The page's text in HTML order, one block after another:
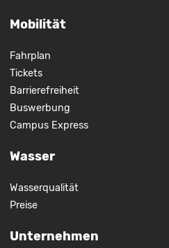
Mobilität
Fahrplan
Tickets
Barrierefreiheit
Buswerbung
Campus Express
Wasser
Wasserqualität
Preise
Unternehmen